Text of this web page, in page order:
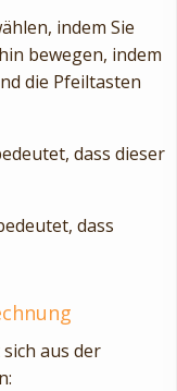
indem Sie
bewegen, indem
die Pfeiltasten
dass dieser
dass
aus der